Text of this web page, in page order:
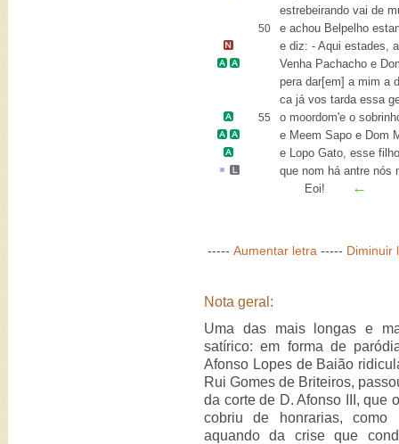
estrebeirando vai de
50
e achou Belpelho
e diz: - Aqui estades,
Venha Pachacho e
pera dar[em] a mim a
ca já vos tarda essa
55
o moordom'e o
e Meem Sapo e Dom
e Lopo Gato, esse
que nom há antre nós
Eoi!
←
----- Aumentar letra ----- Diminuir
Nota geral:
Uma das mais longas e
satírico: em forma de
Afonso Lopes de Baião
Rui Gomes de Briteiros,
da corte de D. Afonso III, que
cobriu de honrarias, como
aquando da crise que